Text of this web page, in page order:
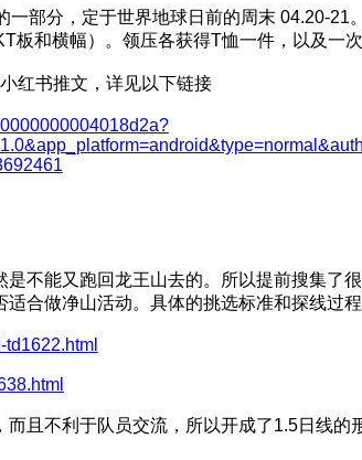
部分，定于世界地球日前的周末 04.20-
板和横幅）。领压各获得T恤一件，以及一
红书推文，详见以下链接
不能又跑回龙王山去的。所以提前搜集了
合做净山活动。具体的挑选标准和探线过
且不利于队员交流，所以开成了1.5日线